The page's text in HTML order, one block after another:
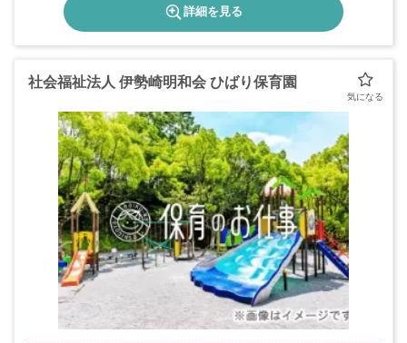
詳細を見る
社会福祉法人 伊勢崎明和会 ひばり保育園